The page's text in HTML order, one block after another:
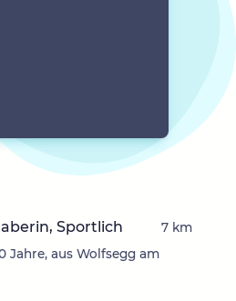
Sportlich
Jahre, aus Wolfsegg am
7 km